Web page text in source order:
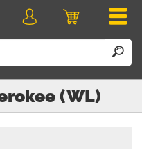
Carrello
login
(WL)